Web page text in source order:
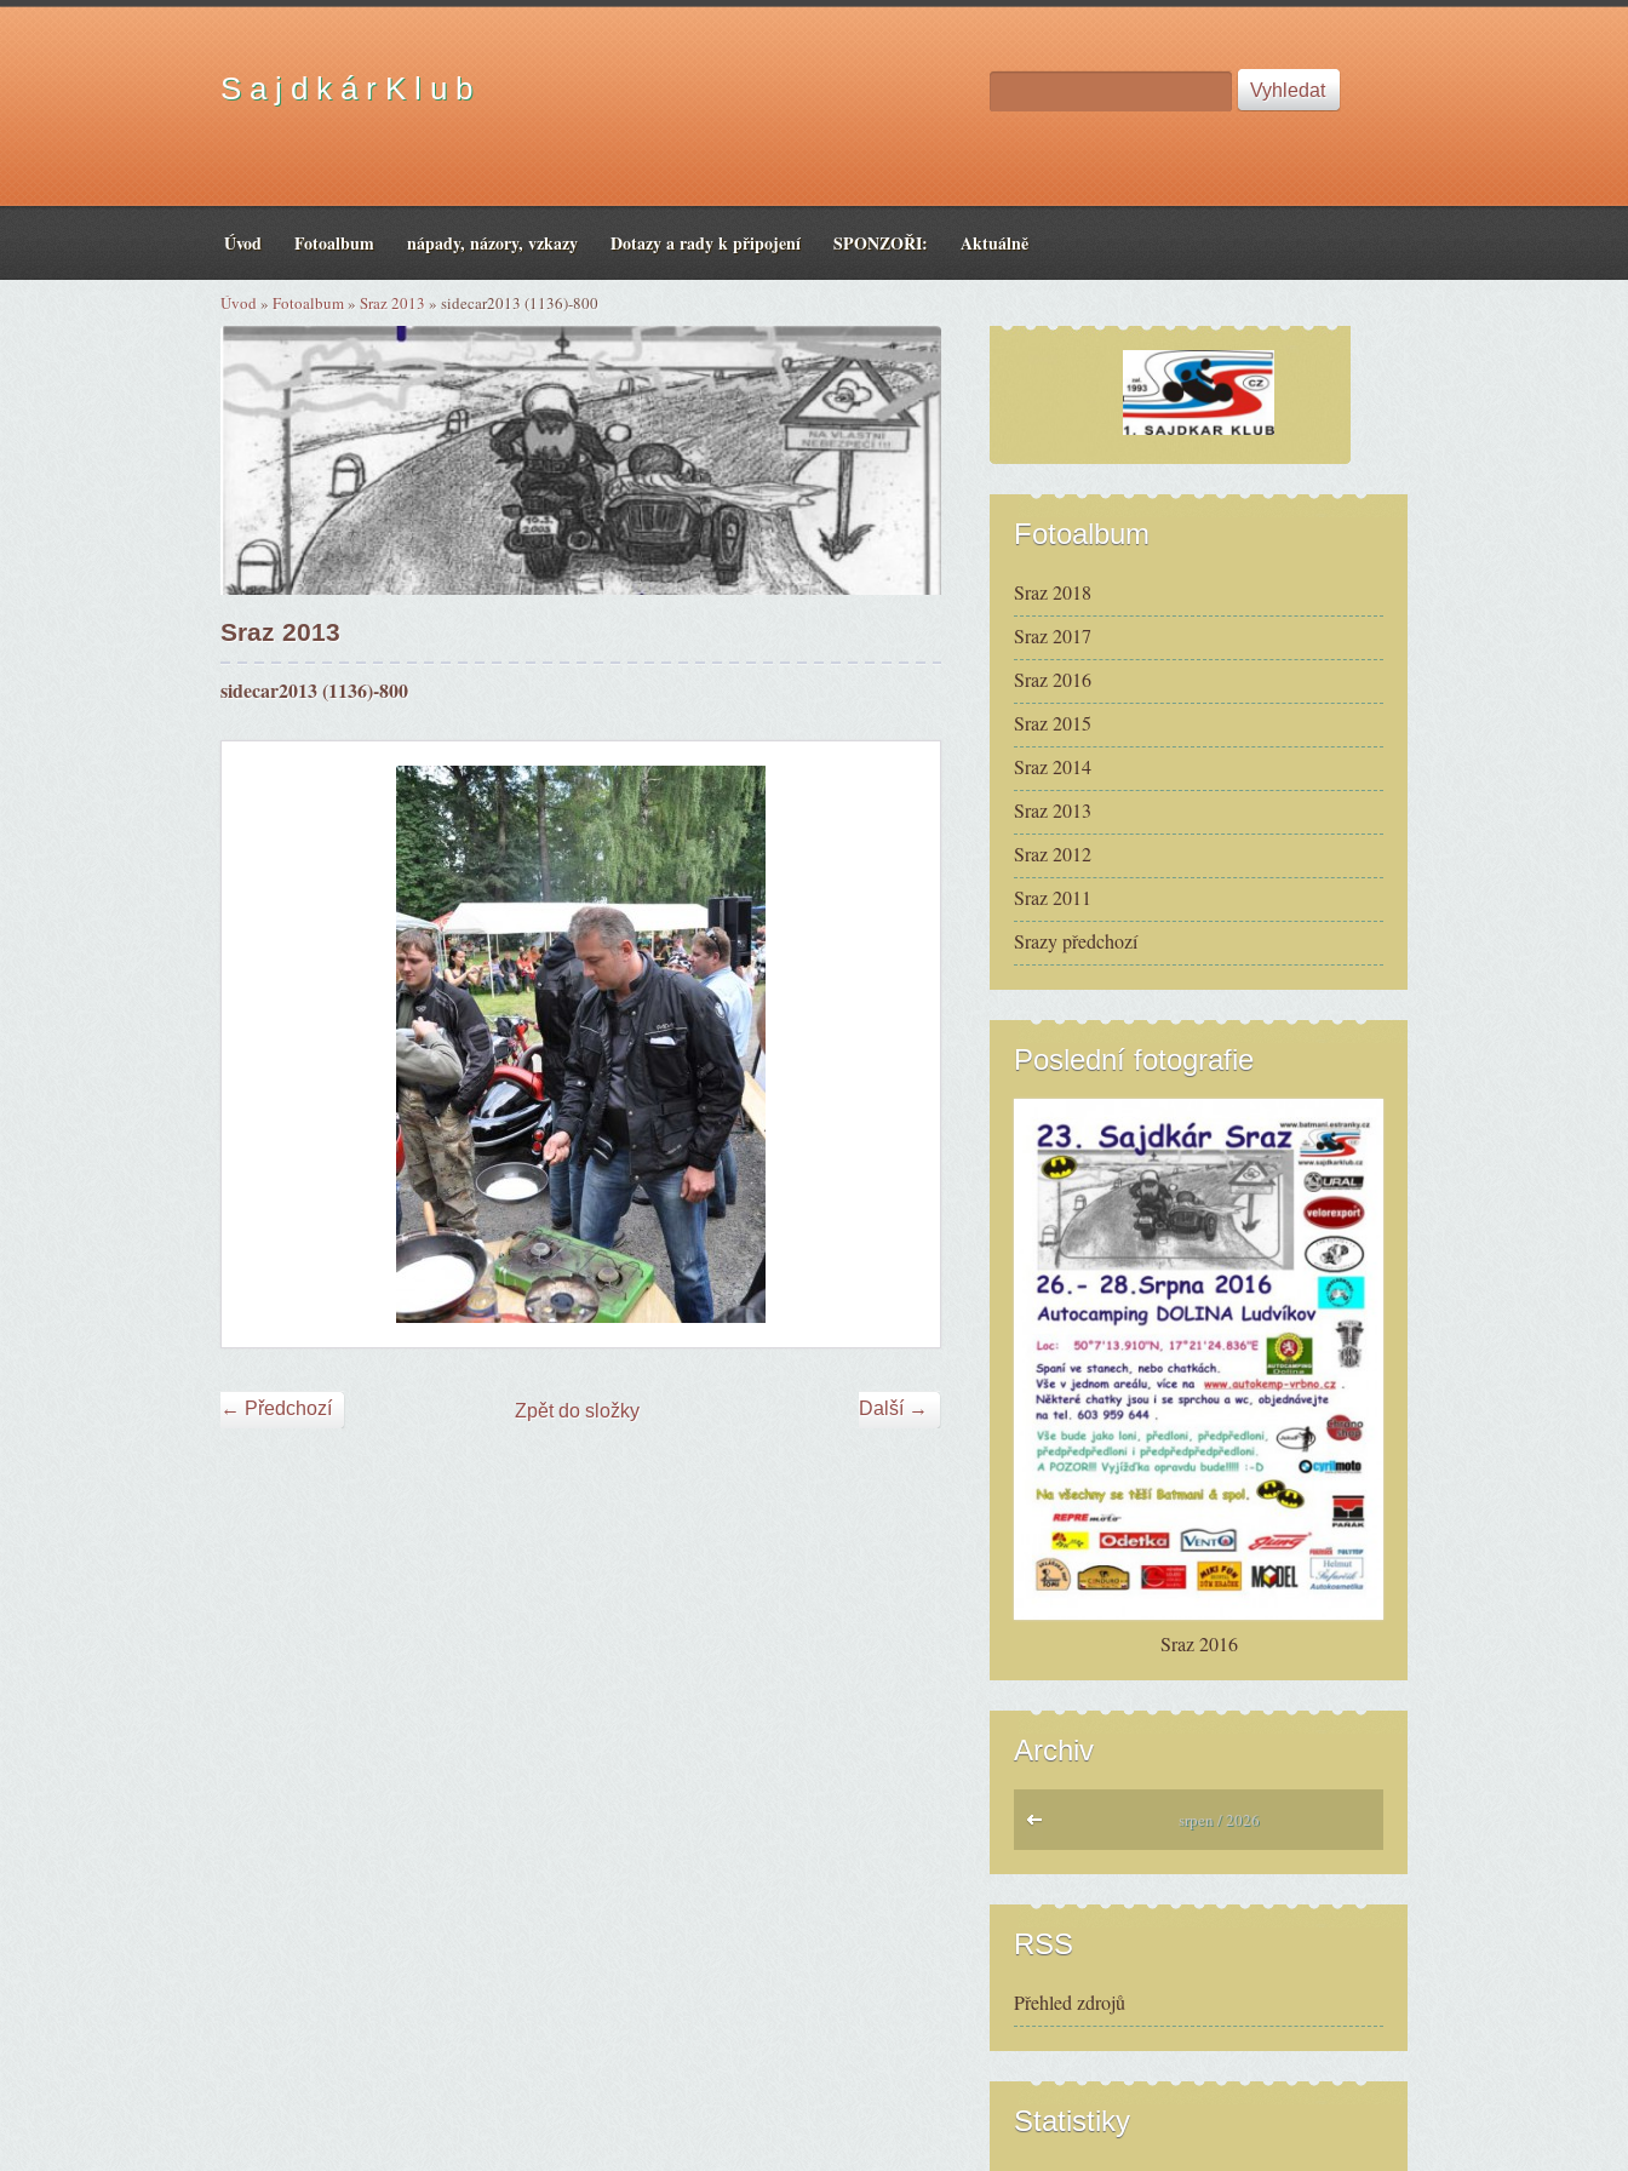
S a j d k á r K l u b
Úvod Fotoalbum nápady, názory, vzkazy Dotazy a rady k připojení SPONZOŘI: Aktuálně
Úvod » Fotoalbum» Sraz 2013 » sidecar2013 (1136)-800
Sraz 2013
sidecar2013 (1136)-800
← Předchozí Další →
Zpět do složky
Fotoalbum
Sraz 2018
Sraz 2017
Sraz 2016
Sraz 2015
Sraz 2014
Sraz 2013
Sraz 2012
Sraz 2011
Srazy předchozí
Poslední fotografie
Sraz 2016
Archiv
srpen / 2026
RSS
Přehled zdrojů
Statistiky